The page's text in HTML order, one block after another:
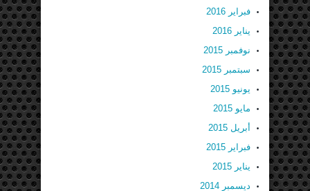
فبراير 2016
يناير 2016
نوفمبر 2015
سبتمبر 2015
يونيو 2015
مايو 2015
أبريل 2015
فبراير 2015
يناير 2015
ديسمبر 2014